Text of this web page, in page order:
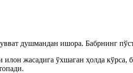
душмандан ишора. Бабрнинг
жасадига ўхшаган ҳолда